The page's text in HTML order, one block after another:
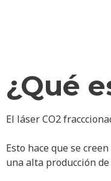
¿Qué
El láser CO2
Esto hace que se creen
una alta producción de